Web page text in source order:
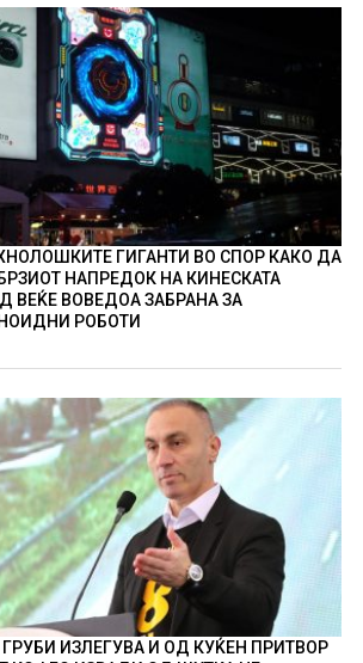
ГИГАНТИ ВО СПОР КАКО ДА
НАПРЕДОК НА КИНЕСКАТА
ВЕЌЕ ВОВЕДОА ЗАБРАНА ЗА
РОБОТИ
ГРУБИ ИЗЛЕГУВА И ОД КУЌЕН ПРИТВОР